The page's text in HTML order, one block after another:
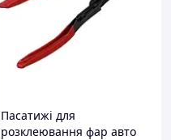
Пасатижі для
розклеювання фар авто